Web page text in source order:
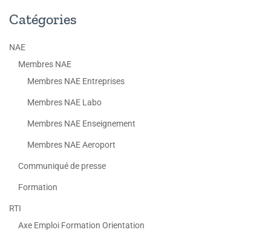
Catégories
NAE
Membres NAE
Membres NAE Entreprises
Membres NAE Labo
Membres NAE Enseignement
Membres NAE Aeroport
Communiqué de presse
Formation
RTI
Axe Emploi Formation Orientation